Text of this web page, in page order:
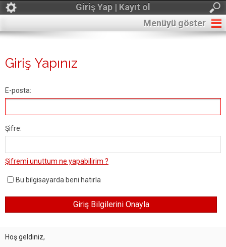
Giriş Yap | Kayıt ol
Menüyü göster
Giriş Yapınız
E-posta:
Şifre:
Şifremi unuttum ne yapabilirim ?
Bu bilgisayarda beni hatırla
Hoş geldiniz,